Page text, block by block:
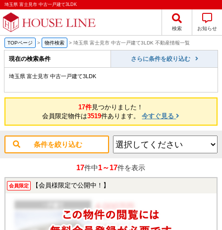
埼玉県 富士見市 中古一戸建て3LDK
検索 お知らせ
TOPページ > 物件検索 > 埼玉県 富士見市 中古一戸建て3LDK 不動産情報一覧
現在の検索条件 さらに条件を絞り込む
埼玉県 富士見市 中古一戸建て3LDK
17件見つかりました！
会員限定物件は3519件あります。今すぐ見る
条件を絞り込む
17件中1～17件を表示
会員限定 【会員様限定で公開中！】